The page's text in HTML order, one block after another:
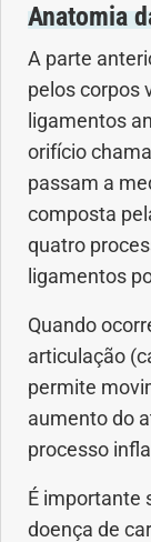
Coronavírus
Dengue
Dermatologia
Diabetes
Dieta e nutrição
Doença
Doenças
Doenças
Anatomia
A parte
pelos corpos
ligamentos
orifício
passam a
composta
quatro
ligamentos
Quando
articulação
permite
aumento do
processo
É importante
doença de